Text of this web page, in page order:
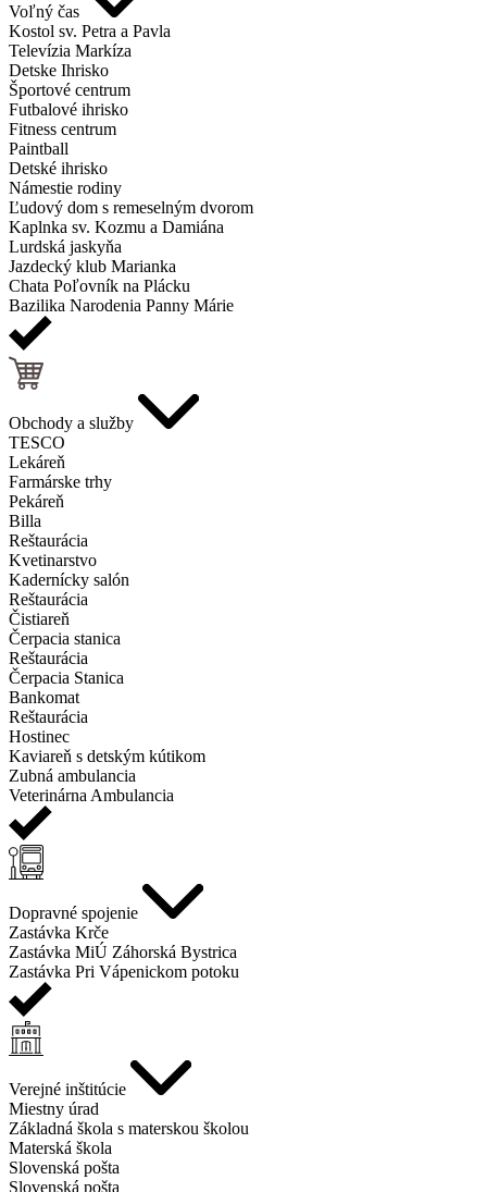
Voľný čas
Kostol sv. Petra a Pavla
Televízia Markíza
Detske Ihrisko
Športové centrum
Futbalové ihrisko
Fitness centrum
Paintball
Detské ihrisko
Námestie rodiny
Ľudový dom s remeselným dvorom
Kaplnka sv. Kozmu a Damiána
Lurdská jaskyňa
Jazdecký klub Marianka
Chata Poľovník na Plácku
Bazilika Narodenia Panny Márie
Obchody a služby
TESCO
Lekáreň
Farmárske trhy
Pekáreň
Billa
Reštaurácia
Kvetinarstvo
Kadernícky salón
Reštaurácia
Čistiareň
Čerpacia stanica
Reštaurácia
Čerpacia Stanica
Bankomat
Reštaurácia
Hostinec
Kaviareň s detským kútikom
Zubná ambulancia
Veterinárna Ambulancia
Dopravné spojenie
Zastávka Krče
Zastávka MiÚ Záhorská Bystrica
Zastávka Pri Vápenickom potoku
Verejné inštitúcie
Miestny úrad
Základná škola s materskou školou
Materská škola
Slovenská pošta
Slovenská pošta